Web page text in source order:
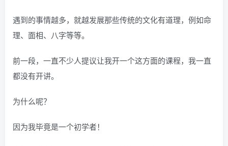
遇到的事情越多，就越发展那些传统的文化有道理，例如命
理、面相、八字等等。
前一段，一直不少人提议让我开一个这方面的课程，我一直
都没有开讲。
为什么呢？
因为我毕竟是一个初学者！